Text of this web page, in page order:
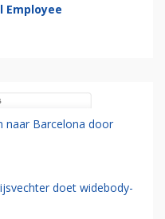
Employee
naar Barcelona door
doet widebody-